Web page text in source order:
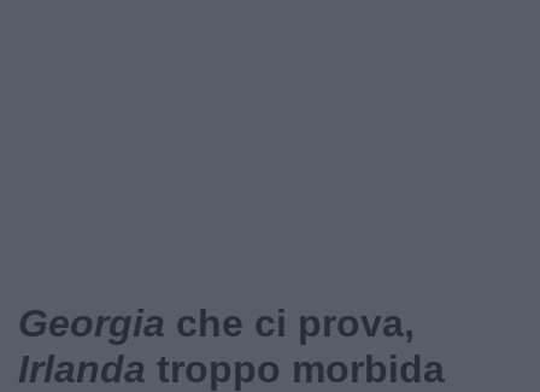
Georgia che ci prova,
Irlanda troppo morbida